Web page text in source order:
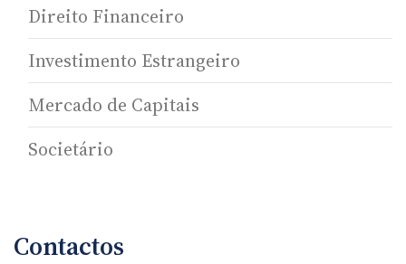
Direito Financeiro
Investimento Estrangeiro
Mercado de Capitais
Societário
Contactos